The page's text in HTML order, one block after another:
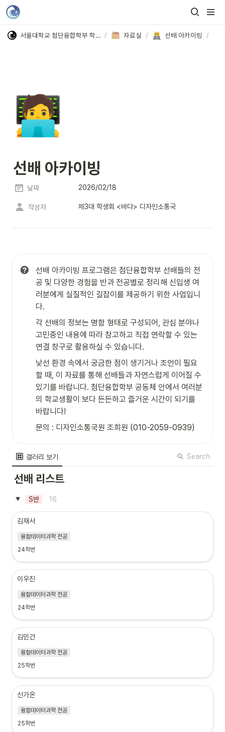
서울대학교 첨단융합학부 학생회 / 자료실 / 선배 아카이빙 /
🧑‍💻
선배 아카이빙
날짜 2026/02/18
작성자 제3대 학생회 <바다> 디자인소통국
선배 아카이빙 프로그램은 첨단융합학부 선배들의 전
공 및 다양한 경험을 반과 전공별로 정리해 신입생 여
러분에게 실질적인 길잡이를 제공하기 위한 사업입니
다.
각 선배의 정보는 명함 형태로 구성되어, 관심 분야나
고민중인 내용에 따라 참고하고 직접 연락할 수 있는
연결 창구로 활용하실 수 있습니다.
낯선 환경 속에서 궁금한 점이 생기거나 조언이 필요
할 때, 이 자료를 통해 선배들과 자연스럽게 이어질 수
있기를 바랍니다. 첨단융합학부 공동체 안에서 여러분
의 학교생활이 보다 든든하고 즐거운 시간이 되기를
바랍니다!
문의 : 디자인소통국원 조희원 (010-2059-0939)
갤러리 보기 Search
선배 리스트
S반 16
김재서
융합데이터과학 전공
24학번
이우진
융합데이터과학 전공
24학번
김민건
융합데이터과학 전공
25학번
신가온
융합데이터과학 전공
25학번